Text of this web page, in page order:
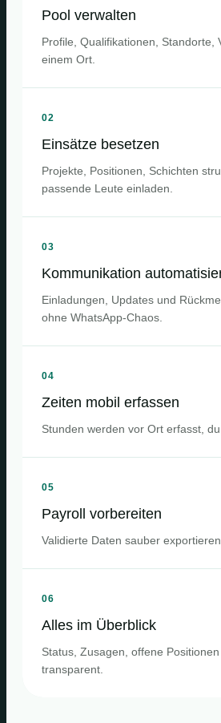
Pool verwalten
Profile, Qualifikationen,
einem Ort.
02
Einsätze besetzen
Projekte, Positionen, Schichten
passende Leute einladen.
03
Kommunikation
Einladungen, Updates und
ohne WhatsApp-Chaos.
04
Zeiten mobil erfassen
Stunden werden vor Ort erfasst,
05
Payroll vorbereiten
Validierte Daten sauber
06
Alles im Überblick
Status, Zusagen, offene
transparent.